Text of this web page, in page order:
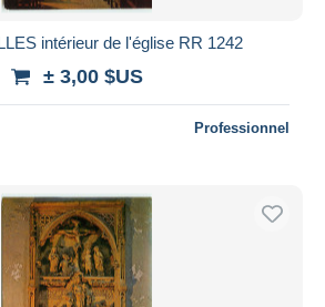
intérieur de l'église RR 1242
± 3,00 $US
Professionnel